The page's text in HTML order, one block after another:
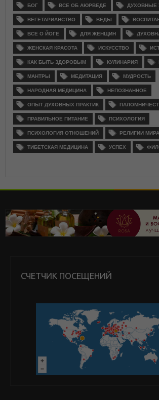
БОГ ВСЕ ОБ АЮРВЕДЕ ДУХОВНЫЕ
ВЕГЕТАРИАНСТВО ВЕДЫ
ВСЕ О ЙОГЕ ДЛЯ ЖЕНЩИН
ЖЕНСКАЯ КРАСОТА ИСКУССТВО
КАК БЫТЬ ЗДОРОВЫМ КУЛИНАРИЯ
МАНТРЫ МЕДИТАЦИЯ МУДРОСТЬ
НАРОДНАЯ МЕДИЦИНА НЕПОЗНАННОЕ
ОПЫТ ДУХОВНЫХ ПРАКТИК
ПРАВИЛЬНОЕ ПИТАНИЕ ПСИХОЛОГИЯ
ПСИХОЛОГИЯ ОТНОШЕНИЙ РЕЛИГИИ МИРА
ТИБЕТСКАЯ МЕДИЦИНА УСПЕХ
СЧЕТЧИК ПОСЕЩЕНИЙ